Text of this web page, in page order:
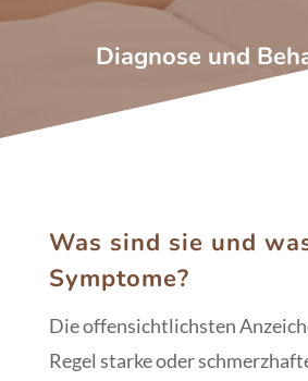
Diagnose und
Was sind sie und
Symptome?
Die offensichtlichsten
Regel starke oder